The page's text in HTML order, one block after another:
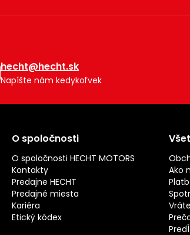
hecht@hecht.sk
Napíšte nám kedykoľvek
O spoločnosti
O spoločnosti HECHT MOTORS
Kontakty
Predajne HECHT
Predajné miesta
Kariéra
Etický kódex
Ako